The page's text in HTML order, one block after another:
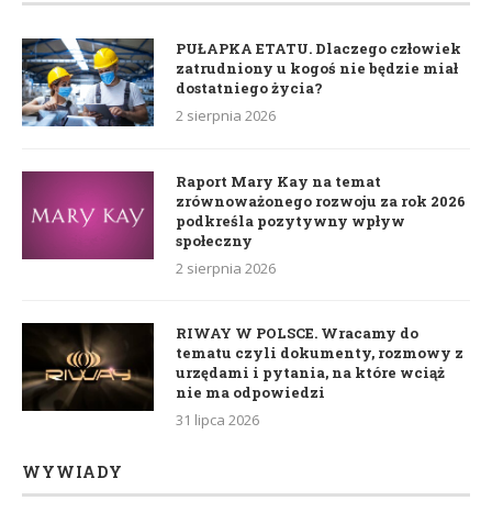
PUŁAPKA ETATU. Dlaczego człowiek
zatrudniony u kogoś nie będzie miał
dostatniego życia?
2 sierpnia 2026
Raport Mary Kay na temat
zrównoważonego rozwoju za rok 2026
podkreśla pozytywny wpływ
społeczny
2 sierpnia 2026
RIWAY W POLSCE. Wracamy do
tematu czyli dokumenty, rozmowy z
urzędami i pytania, na które wciąż
nie ma odpowiedzi
31 lipca 2026
WYWIADY